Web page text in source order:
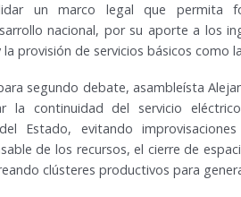
un marco legal que permita
nacional, por su aporte a los
provisión de servicios básicos como
segundo debate, asambleísta
la continuidad del servicio
Estado, evitando
de los recursos, el cierre de
clústeres productivos para